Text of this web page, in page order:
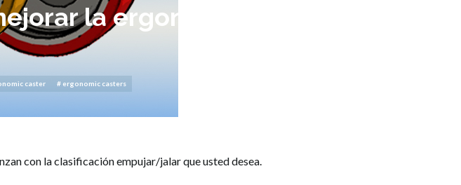
la ergonomía de
caster # ergonomic casters
con la clasificación empujar/jalar que usted desea.